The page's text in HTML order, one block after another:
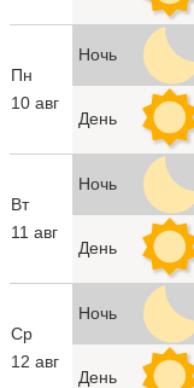
Пн
10 авг
Ночь
День
Вт
11 авг
Ночь
День
Ср
12 авг
Ночь
День